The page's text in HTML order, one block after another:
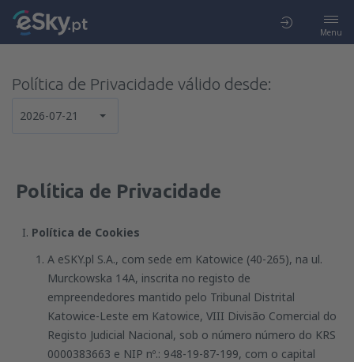
Menu
Política de Privacidade válido desde:
2026-07-21
Política de Privacidade
Política de Cookies
A eSKY.pl S.A., com sede em Katowice (40-265), na ul.
Murckowska 14A, inscrita no registo de
empreendedores mantido pelo Tribunal Distrital
Katowice-Leste em Katowice, VIII Divisão Comercial do
Registo Judicial Nacional, sob o número número do KRS
0000383663 e NIP nº.: 948-19-87-199, com o capital